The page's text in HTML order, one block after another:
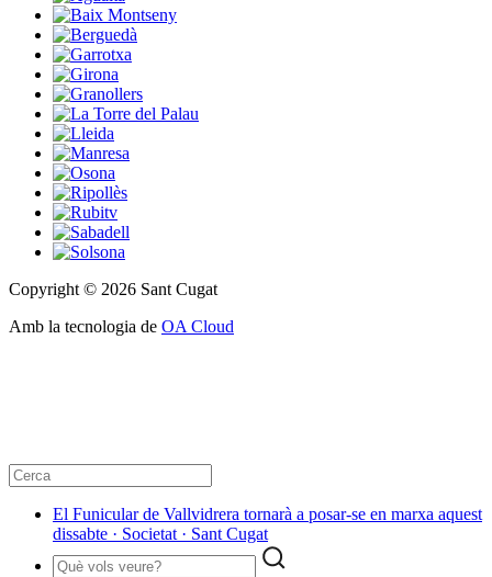
Copyright © 2026 Sant Cugat
Amb la tecnologia de OA Cloud
El Funicular de Vallvidrera tornarà a posar-se en marxa aquest
dissabte · Societat · Sant Cugat